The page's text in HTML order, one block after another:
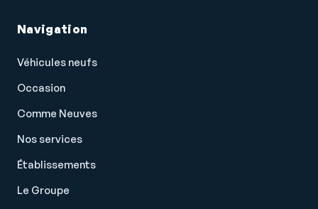
Verrouillage centralisé à distance
Volant cuir
Volant sport
Navigation
Véhicules neufs
Occasion
Comme Neuves
Nos services
Établissements
Le Groupe